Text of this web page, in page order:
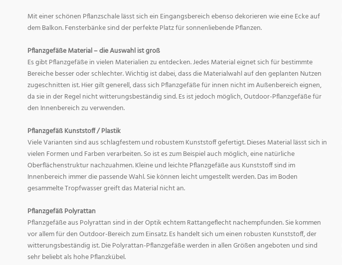
Mit einer schönen Pflanzschale lässt sich ein Eingangsbereich ebenso dekorieren wie eine Ecke auf
dem Balkon. Fensterbänke sind der perfekte Platz für sonnenliebende Pflanzen.
Pflanzgefäße Material – die Auswahl ist groß
Es gibt Pflanzgefäße in vielen Materialien zu entdecken. Jedes Material eignet sich für bestimmte
Bereiche besser oder schlechter. Wichtig ist dabei, dass die Materialwahl auf den geplanten Nutzen
zugeschnitten ist. Hier gilt generell, dass sich Pflanzgefäße für innen nicht im Außenbereich eignen,
da sie in der Regel nicht witterungsbeständig sind. Es ist jedoch möglich, Outdoor-Pflanzgefäße für
den Innenbereich zu verwenden.
Pflanzgefäß Kunststoff / Plastik
Viele Varianten sind aus schlagfestem und robustem Kunststoff gefertigt. Dieses Material lässt sich in
vielen Formen und Farben verarbeiten. So ist es zum Beispiel auch möglich, eine natürliche
Oberflächenstruktur nachzuahmen. Kleine und leichte Pflanzgefäße aus Kunststoff sind im
Innenbereich immer die passende Wahl. Sie können leicht umgestellt werden. Das im Boden
gesammelte Tropfwasser greift das Material nicht an.
Pflanzgefäß Polyrattan
Pflanzgefäße aus Polyrattan sind in der Optik echtem Rattangeflecht nachempfunden. Sie kommen
vor allem für den Outdoor-Bereich zum Einsatz. Es handelt sich um einen robusten Kunststoff, der
witterungsbeständig ist. Die Polyrattan-Pflanzgefäße werden in allen Größen angeboten und sind
sehr beliebt als hohe Pflanzkübel.